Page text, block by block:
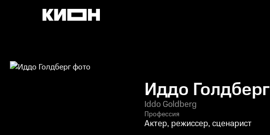
Иддо Голдберг
Iddo Goldberg
Профессия
Актер, режиссер, сценарист